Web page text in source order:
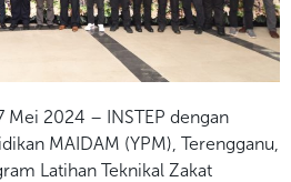
Mei 2024 – INSTEP dengan
MAIDAM (YPM), Terengganu,
Latihan Teknikal Zakat